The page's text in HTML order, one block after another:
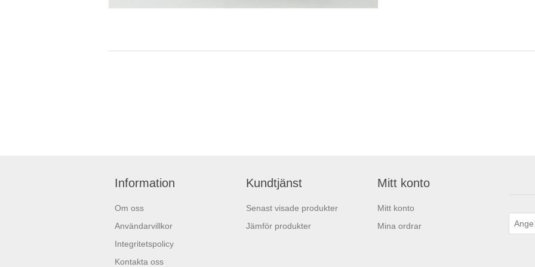
Information
Om oss
Användarvillkor
Integritetspolicy
Kontakta oss
Kundtjänst
Senast visade produkter
Jämför produkter
Mitt konto
Mitt konto
Mina ordrar